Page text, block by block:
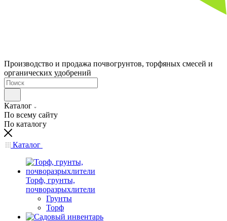
Производство и продажа почвогрунтов, торфяных смесей и
органических удобрений
Каталог
По всему сайту
По каталогу
Каталог
Торф, грунты,
почворазрыхлители
Грунты
Торф